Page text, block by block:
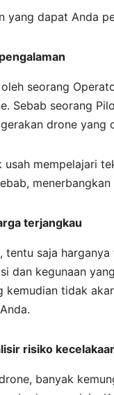
yang dapat Anda
seorang
Sebab seorang
drone yang
usah mempelajari
terjangkau
tentu saja
dan kegunaan
kemudian tidak
risiko
banyak